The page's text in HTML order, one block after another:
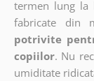
termen lung la
fabricate din
potrivite
copiilor. Nu
umiditate